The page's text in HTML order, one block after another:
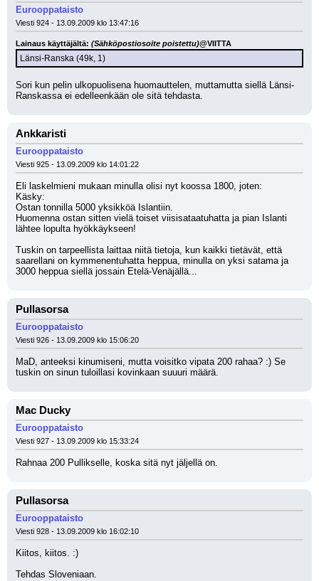
Eurooppataisto
Viesti 924 - 13.09.2009 klo 13:47:16
Lainaus käyttäjältä: (Sähköpostiosoite poistettu)@VIITTA
Länsi-Ranska (49k, 1)
Sori kun pelin ulkopuolisena huomauttelen, muttamutta siellä Länsi-
Ranskassa ei edelleenkään ole sitä tehdasta.
Ankkaristi
Eurooppataisto
Viesti 925 - 13.09.2009 klo 14:01:22
Eli laskelmieni mukaan minulla olisi nyt koossa 1800, joten:
Käsky:
Ostan tonnilla 5000 yksikköä Islantiin.
Huomenna ostan sitten vielä toiset viisisataatuhatta ja pian Islanti
lähtee lopulta hyökkäykseen!
Tuskin on tarpeellista laittaa niitä tietoja, kun kaikki tietävät, että
saarellani on kymmenentuhatta heppua, minulla on yksi satama ja
3000 heppua siellä jossain Etelä-Venäjällä...
Pullasorsa
Eurooppataisto
Viesti 926 - 13.09.2009 klo 15:06:20
MaD, anteeksi kinumiseni, mutta voisitko vipata 200 rahaa? :) Se
tuskin on sinun tuloillasi kovinkaan suuuri määrä.
Mac Ducky
Eurooppataisto
Viesti 927 - 13.09.2009 klo 15:33:24
Rahnaa 200 Pullikselle, koska sitä nyt jäljellä on.
Pullasorsa
Eurooppataisto
Viesti 928 - 13.09.2009 klo 16:02:10
Kiitos, kiitos. :)
Tehdas Sloveniaan.